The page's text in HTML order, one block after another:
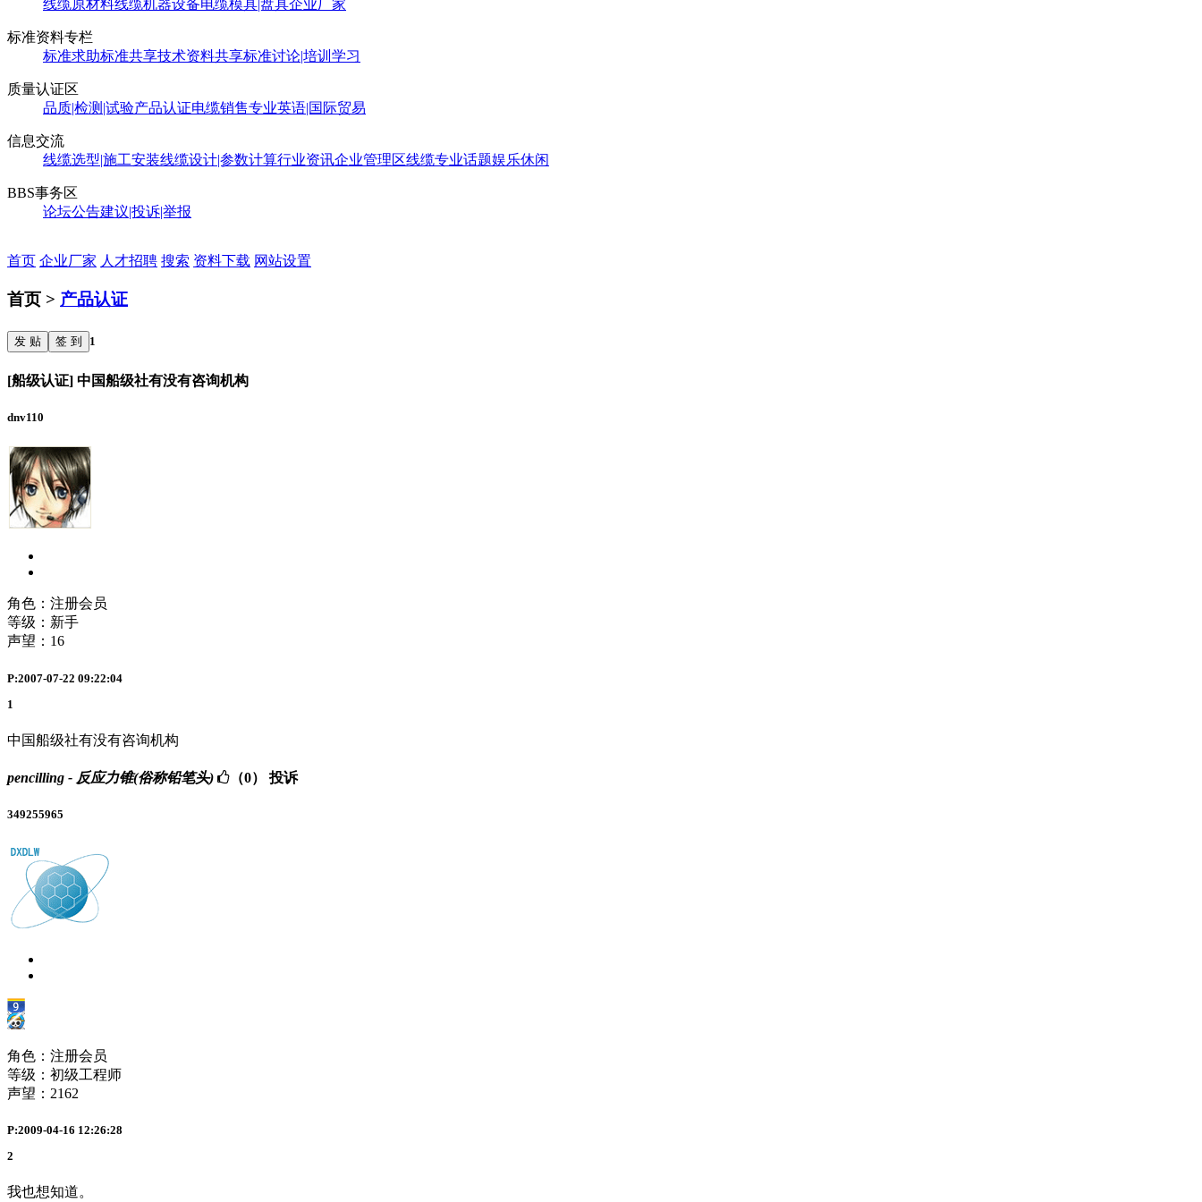
线缆原材料线缆机器设备电缆模具|盘具企业厂家
标准资料专栏
标准求助标准共享技术资料共享标准讨论|培训学习
质量认证区
品质|检测|试验产品认证电缆销售专业英语|国际贸易
信息交流
线缆选型|施工安装线缆设计|参数计算行业资讯企业管理区线缆专业话题娱乐休闲
BBS事务区
论坛公告建议|投诉|举报
首页 企业厂家 人才招聘 搜索 资料下载 网站设置
首页 > 产品认证
发 贴 签 到 1
[船级认证] 中国船级社有没有咨询机构
dnv110
角色：注册会员
等级：新手
声望： 16
P:2007-07-22 09:22:04
1
中国船级社有没有咨询机构
pencilling - 反应力锥(俗称铅笔头) （0） 投诉
349255965
角色：注册会员
等级：初级工程师
声望： 2162
P:2009-04-16 12:26:28
2
我也想知道。